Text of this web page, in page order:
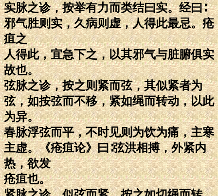
实脉之诊，按举有力而类结曰实。经曰∶
邪气胜则实，久病则虚，人得此最忌。疮
疽之
人得此，宜急下之，以其邪气与脏腑俱实
故也。
弦脉之诊，按之则紧而弦，其似紧者为
弦，如按弦而不移，紧如绳而转动，以此
为异。
春脉浮弦而平，不时见则为饮为痛，主寒
主虚。《疮疽论》曰∶弦洪相搏，外紧内
热，欲发
疮疽也。